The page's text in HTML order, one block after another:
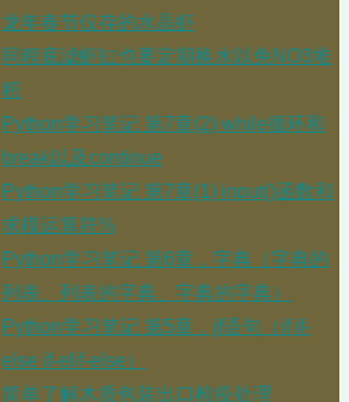
龙年春节仅存的水晶虾
同程底滤虾缸也要定期换水以免NO3堆
积
Python学习笔记 第7章(2) while循环和
break以及continue
Python学习笔记 第7章(1) input()函数和
求模运算符%
Python学习笔记 第6章，字典（字典的
列表、列表的字典、字典的字典）
Python学习笔记 第5章，jf语句（if if-
else if-elif-else）
简单了解木质包装出口检疫处理